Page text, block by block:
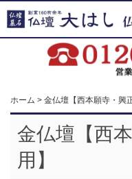
ホーム > 金仏壇【西本願寺・興
金仏壇【西
用】